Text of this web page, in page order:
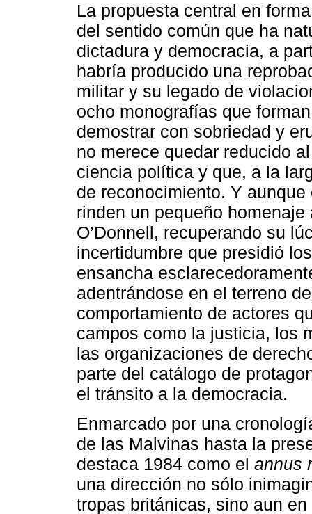
La propuesta central en
del sentido común que ha
dictadura y democracia, a
habría producido una
militar y su legado de
ocho monografías que
demostrar con sobriedad y
no merece quedar reducido
ciencia política y que, a la
de reconocimiento. Y
rinden un pequeño
O’Donnell, recuperando su
incertidumbre que presidió
ensancha
adentrándose en el terreno
comportamiento de actores
campos como la justicia, los
las organizaciones de
parte del catálogo de
el tránsito a la democracia.
Enmarcado por una
de las Malvinas hasta la
destaca 1984 como el annus
una dirección no sólo
tropas británicas, sino aun